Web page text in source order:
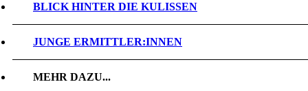
BLICK HINTER DIE KULISSEN
JUNGE ERMITTLER:INNEN
MEHR DAZU...